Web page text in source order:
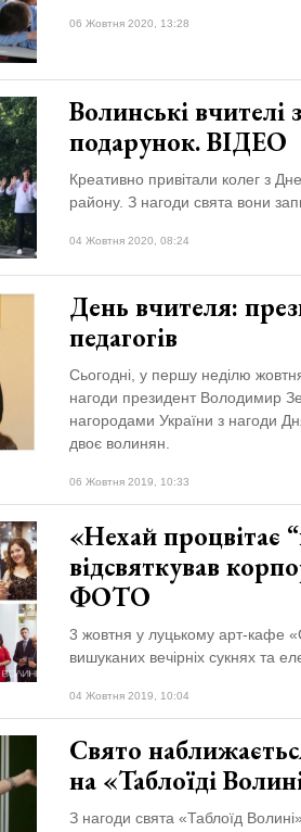
06 Жовтня 2020, 13:28
Волинські
подарунок. ВІДЕО
Креативно привітали колег з
району. З нагоди свята вони
04 Жовтня 2020, 08:24
День вчителя:
педагогів
Сьогодні, у першу неділю
нагоди президент Володимир
нагородами України з нагоди
двоє волинян.
06 Жовтня 2019, 10:33
«Нехай процвітає
відсвяткував
ФОТО
3 жовтня у луцькому арт-кафе
вишуканих вечірніх сукнях та
04 Жовтня 2019, 10:04
Свято
на «Таблоїді
З нагоди свята «Таблоїд